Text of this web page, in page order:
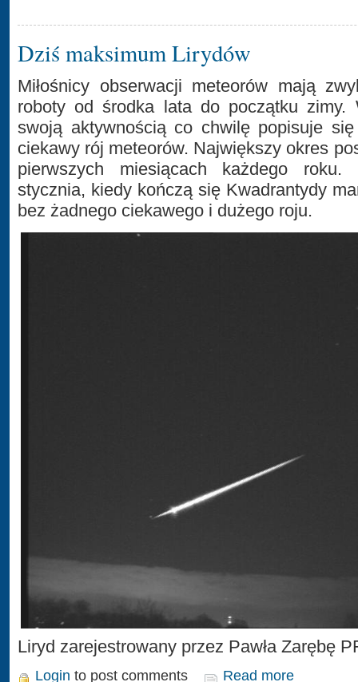
Dziś maksimum Lirydów
Miłośnicy obserwacji meteorów mają
roboty od środka lata do początku zimy.
swoją aktywnością co chwilę popisuje
ciekawy rój meteorów. Największy okres
pierwszych miesiącach każdego roku.
stycznia, kiedy kończą się Kwadrantydy
bez żadnego ciekawego i dużego roju.
Liryd zarejestrowany przez Pawła Zarębę
Login to post comments Read more